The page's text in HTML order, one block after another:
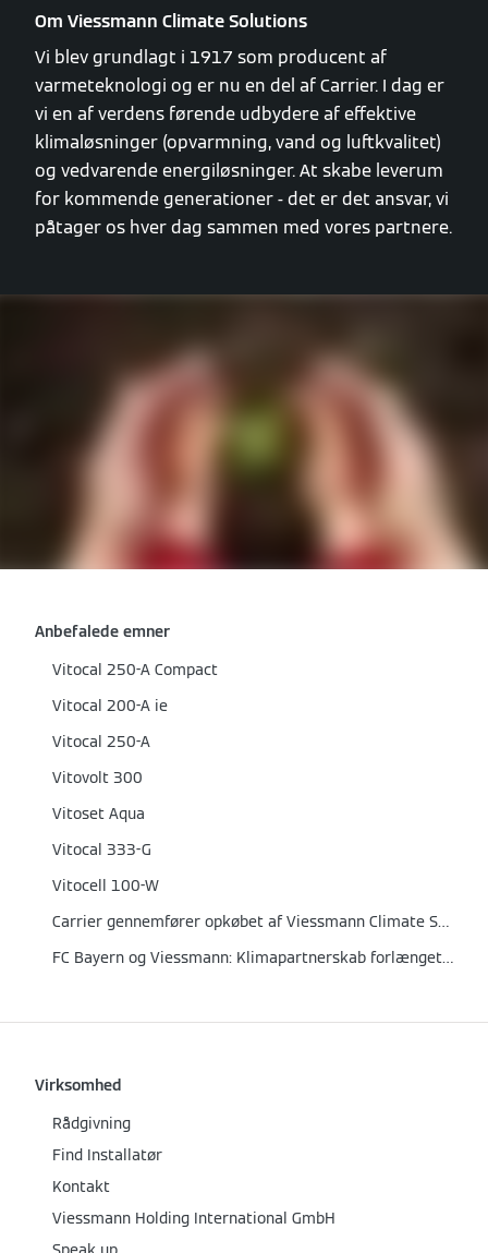
Om Viessmann Climate Solutions
Vi blev grundlagt i 1917 som producent af
varmeteknologi og er nu en del af Carrier. I dag er
vi en af verdens førende udbydere af effektive
klimaløsninger (opvarmning, vand og luftkvalitet)
og vedvarende energiløsninger. At skabe leverum
for kommende generationer - det er det ansvar, vi
påtager os hver dag sammen med vores partnere.
Anbefalede emner
Vitocal 250-A Compact
Vitocal 200-A ie
Vitocal 250-A
Vitovolt 300
Vitoset Aqua
Vitocal 333-G
Vitocell 100-W
Carrier gennemfører opkøbet af Viessmann Climate Solutions
FC Bayern og Viessmann: Klimapartnerskab forlænget til 2026
Virksomhed
Rådgivning
Find Installatør
Kontakt
Viessmann Holding International GmbH